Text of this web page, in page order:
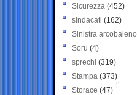
Sicurezza (452)
sindacati (162)
Sinistra arcobaleno
Soru (4)
sprechi (319)
Stampa (373)
Storace (47)